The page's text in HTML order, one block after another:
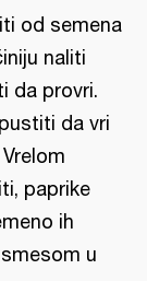
od semena
naliti
da provri.
da vri
paprike
ih
u